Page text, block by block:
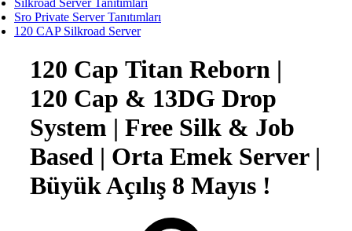
Sro Private Server Tanıtımları
120 CAP Silkroad Server
120 Cap Titan Reborn |
120 Cap & 13DG Drop
System | Free Silk & Job
Based | Orta Emek Server |
Büyük Açılış 8 Mayıs !